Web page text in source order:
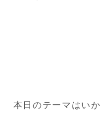
本日のテーマはい